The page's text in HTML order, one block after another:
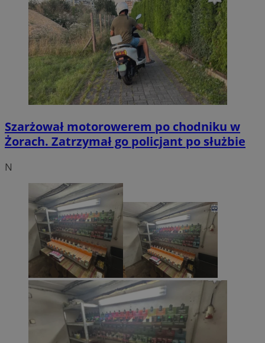
Szarżował motorowerem po chodniku w
Żorach. Zatrzymał go policjant po służbie
N